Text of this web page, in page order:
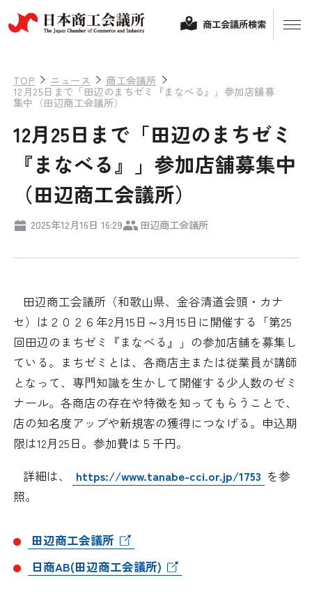
経営相談
検定試験
ビジネス交流
海外ビジネス・貿易証明
情報提供・広報
その他サービス
政策提言
調査・研究
日本商工会議所とは
組織概要
役員紹介
日商のあゆみ
委員会・専門委員会
日商創立100周年宣言
商工会議所検索
TOP ニュース 商工会議所
12月25日まで「田辺のまちゼミ『まなべる』」参加店舗募
集中（田辺商工会議所）
12月25日まで「田辺のまちゼミ
『まなべる』」参加店舗募集中
（田辺商工会議所）
2025年12月16日 16:29 田辺商工会議所
田辺商工会議所（和歌山県、金谷清道会頭・カナ
セ）は２０２６年2月15日～3月15日に開催する「第25
回田辺のまちゼミ『まなべる』」の参加店舗を募集し
ている。まちゼミとは、各商店主または従業員が講師
となって、専門知識を生かして開催する少人数のゼミ
ナール。各商店の存在や特徴を知ってもらうことで、
店の知名度アップや新規客の獲得につなげる。申込期
限は12月 25日。参加費は５千円。
詳細は、
https://www.tanabe-cci.or.jp/1753 を参
照。
田辺商工会議所
日商AB(田辺商工会議所)